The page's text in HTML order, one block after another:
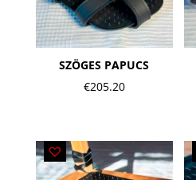
SZÖGES PAPUCS
€205.20